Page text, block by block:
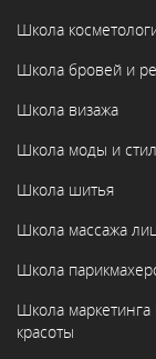
Школа
Школа бровей и
Школа визажа
Школа моды и
Школа шитья
Школа массажа
Школа
Школа маркетинга
красоты